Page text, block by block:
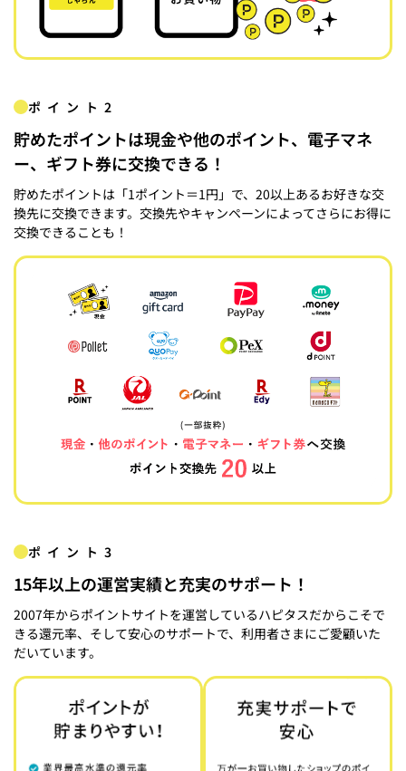
ポイント2
貯めたポイントは現金や他のポイント、電子マネ
ー、ギフト券に交換できる！
貯めたポイントは「1ポイント＝1円」で、20以上あるお好きな交
換先に交換できます。交換先やキャンペーンによってさらにお得に
交換できることも！
ポイント3
15年以上の運営実績と充実のサポート！
2007年からポイントサイトを運営しているハピタスだからこそで
きる還元率、そして安心のサポートで、利用者さまにご愛顧いた
だいています。